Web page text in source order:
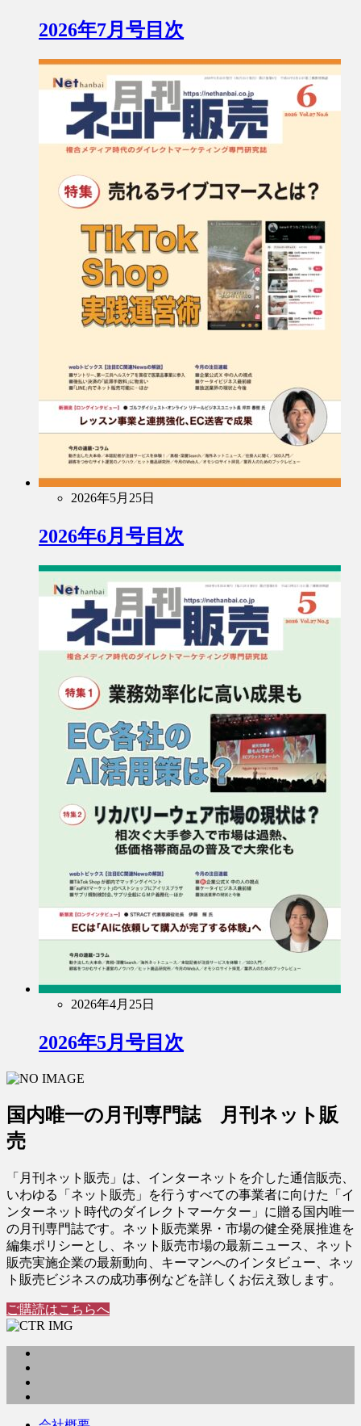
2026年7月号目次
2026年5月25日
2026年6月号目次
2026年4月25日
2026年5月号目次
国内唯一の月刊専門誌 月刊ネット販
売
「月刊ネット販売」は、インターネットを介した通信販売、
いわゆる「ネット販売」を行うすべての事業者に向けた「イ
ンターネット時代のダイレクトマーケター」に贈る国内唯一
の月刊専門誌です。ネット販売業界・市場の健全発展推進を
編集ポリシーとし、ネット販売市場の最新ニュース、ネット
販売実施企業の最新動向、キーマンへのインタビュー、ネッ
ト販売ビジネスの成功事例などを詳しくお伝え致します。
ご購読はこちらへ